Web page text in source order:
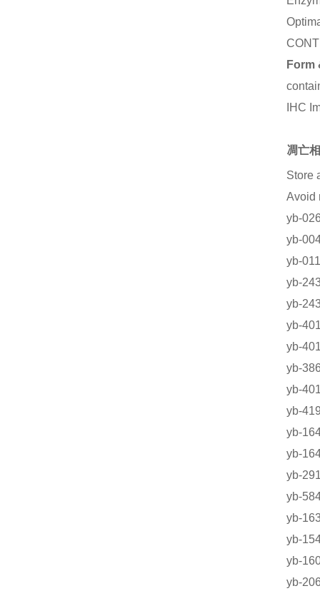
Form
IHC
凋亡
Store
Avoid
yb-
yb-
yb-
yb-
yb-
yb-
yb-
yb-
yb-
yb-
yb-
yb-
yb-
yb-
yb-
yb-
yb-
yb-